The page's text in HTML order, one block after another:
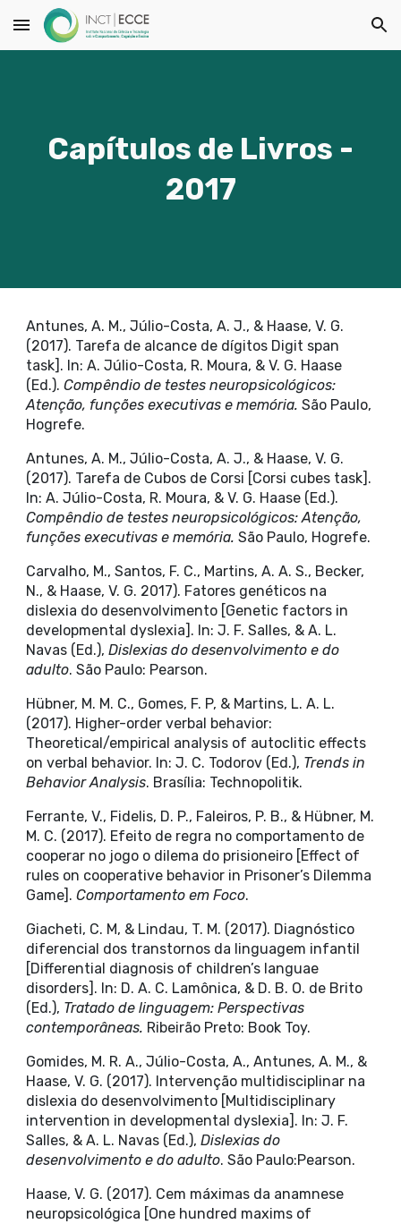
Skip to main content Skip to navigation
Capítulos de Livros -
2017
Antunes, A. M., Júlio-Costa, A. J., & Haase, V. G.
(2017). Tarefa de alcance de dígitos Digit span
task]. In: A. Júlio-Costa, R. Moura, & V. G. Haase
(Ed.).Compêndio de testes neuropsicológicos:
Atenção, funções executivas e memória.São Paulo,
Hogrefe.
Antunes, A. M., Júlio-Costa, A. J., & Haase, V. G.
(2017). Tarefa de Cubos de Corsi [Corsi cubes task].
In: A. Júlio-Costa, R. Moura, & V. G. Haase (Ed.).
Compêndio de testes neuropsicológicos: Atenção,
funções executivas e memória.São Paulo, Hogrefe.
Carvalho, M., Santos, F. C., Martins, A. A. S., Becker,
N., & Haase, V. G. 2017). Fatores genéticos na
dislexia do desenvolvimento [Genetic factors in
developmental dyslexia]. In: J. F. Salles, & A. L.
Navas (Ed.),Dislexias do desenvolvimento e do
adulto. São Paulo: Pearson.
Hübner, M. M. C., Gomes, F. P, & Martins, L. A. L.
(2017). Higher-order verbal behavior:
Theoretical/empirical analysis of autoclitic effects
on verbal behavior. In: J. C. Todorov (Ed.), Trends in
Behavior Analysis. Brasília: Technopolitik.
Ferrante, V., Fidelis, D. P., Faleiros, P. B., & Hübner, M.
M. C. (2017). Efeito de regra no comportamento de
cooperar no jogo o dilema do prisioneiro [Effect of
rules on cooperative behavior in Prisoner’s Dilemma
Game].Comportamento em Foco.
Giacheti, C. M, & Lindau, T. M. (2017). Diagnóstico
diferencial dos transtornos da linguagem infantil
[Differential diagnosis of children’s languae
disorders]. In: D. A. C. Lamônica, & D. B. O. de Brito
(Ed.), Tratado de linguagem: Perspectivas
contemporâneas. Ribeirão Preto: Book Toy.
Gomides, M. R. A., Júlio-Costa, A., Antunes, A. M., &
Haase, V. G. (2017). Intervenção multidisciplinar na
dislexia do desenvolvimento [Multidisciplinary
intervention in developmental dyslexia]. In: J. F.
Salles, & A. L. Navas (Ed.),Dislexias do
desenvolvimento e do adulto. São Paulo:Pearson.
Haase, V. G. (2017). Cem máximas da anamnese
neuropsicológica [One hundred maxims of